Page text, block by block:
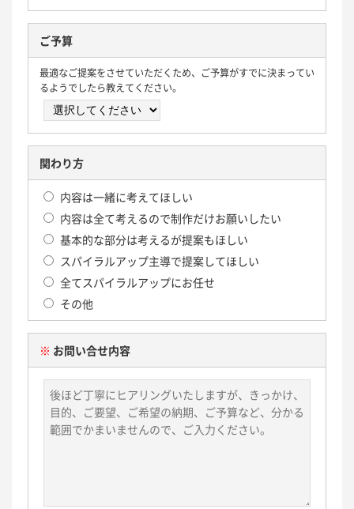
ご予算
最適なご提案をさせていただくため、ご予算がすでに決まってい
るようでしたら教えてください。
関わり方
内容は一緒に考えてほしい
内容は全て考えるので制作だけお願いしたい
基本的な部分は考えるが提案もほしい
スパイラルアップ主導で提案してほしい
全てスパイラルアップにお任せ
その他
※ お問い合せ内容